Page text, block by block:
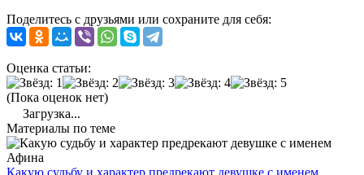
Поделитесь с друзьями или сохраните для себя:
Оценка статьи:
(Пока оценок нет)
Загрузка...
Материалы по теме
Какую судьбу и характер предрекают девушке с именем